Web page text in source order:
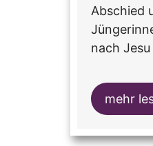
Abschied
nach
mehr